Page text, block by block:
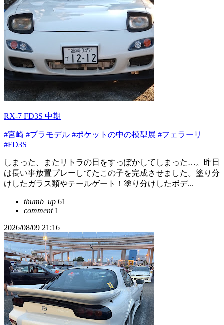
RX-7 FD3S 中期
#宮崎 #プラモデル #ポケットの中の模型展 #フェラーリ
#FD3S
しまった、またリトラの日をすっぽかしてしまった…。昨日
は長い事放置プレーしてたこの子を完成させました。塗り分
けしたガラス類やテールゲート！塗り分けしたボデ...
thumb_up 61
comment1
2026/08/09 21:16